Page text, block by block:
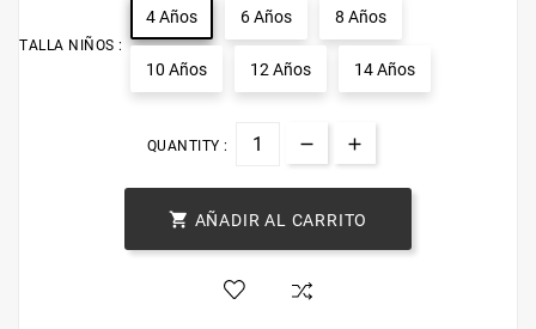
TALLA NIÑOS :
4 Años 6 Años 8 Años
10 Años 12 Años 14 Años
QUANTITY :
 AÑADIR AL CARRITO